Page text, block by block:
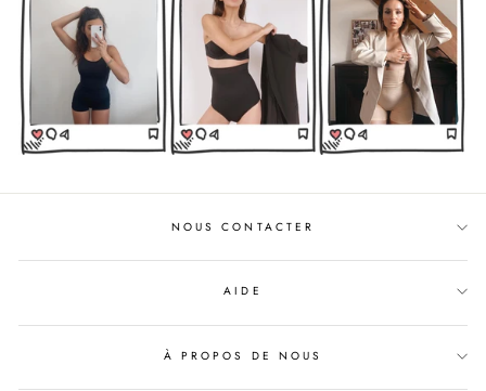
NOUS CONTACTER
AIDE
À PROPOS DE NOUS